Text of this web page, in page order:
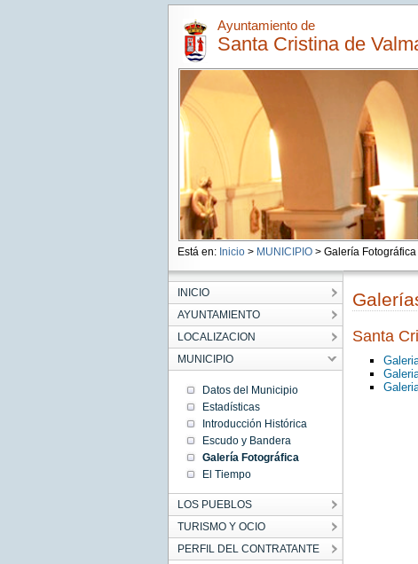
Ayuntamiento de
Santa Cristina de
Está en: Inicio > MUNICIPIO> Galería Fotográfica
INICIO
AYUNTAMIENTO
LOCALIZACION
MUNICIPIO
Datos del Municipio
Estadísticas
Introducción Histórica
Escudo y Bandera
Galería Fotográfica
El Tiempo
LOS PUEBLOS
TURISMO Y OCIO
PERFIL DEL CONTRATANTE
Santa